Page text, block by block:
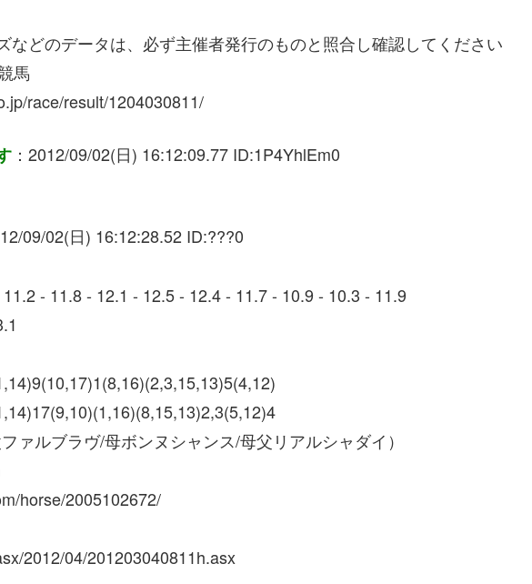
などのデータは、必ず主催者発行のものと照合し確認してください
馬
race/result/1204030811/
：2012/09/02(日) 16:12:09.77 ID:1P4YhlEm0
09/02(日) 16:12:28.52 ID:???0
- 11.8 - 12.1 - 12.5 - 12.4 - 11.7 - 10.9 - 10.3 - 11.9
ァルブラヴ/母ボンヌシャンス/母父リアルシャダイ）
horse/2005102672/
2012/04/201203040811h.asx